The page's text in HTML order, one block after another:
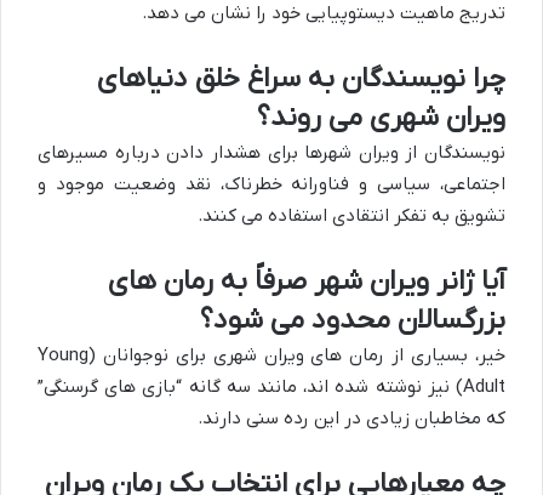
تدریج ماهیت دیستوپیایی خود را نشان می دهد.
چرا نویسندگان به سراغ خلق دنیاهای
ویران شهری می روند؟
نویسندگان از ویران شهرها برای هشدار دادن درباره مسیرهای
اجتماعی، سیاسی و فناورانه خطرناک، نقد وضعیت موجود و
تشویق به تفکر انتقادی استفاده می کنند.
آیا ژانر ویران شهر صرفاً به رمان های
بزرگسالان محدود می شود؟
خیر، بسیاری از رمان های ویران شهری برای نوجوانان (Young
Adult) نیز نوشته شده اند، مانند سه گانه “بازی های گرسنگی”
که مخاطبان زیادی در این رده سنی دارند.
چه معیارهایی برای انتخاب یک رمان ویران